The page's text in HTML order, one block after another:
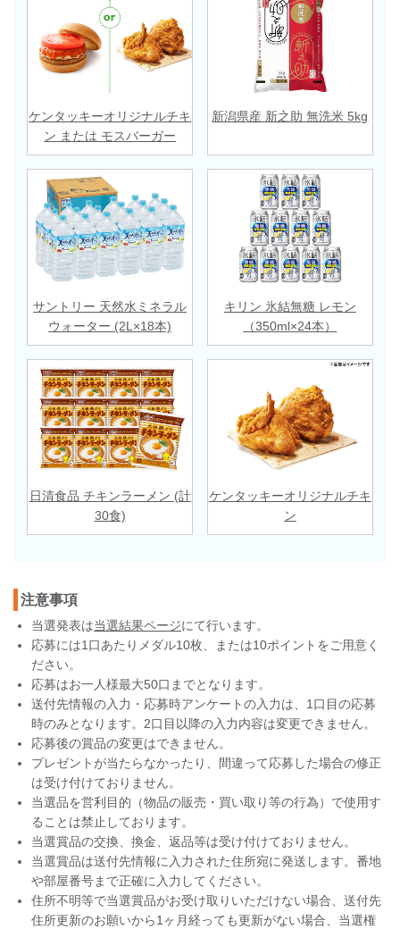
ケンタッキーオリジナルチキ
ン または モスバーガー
新潟県産 新之助 無洗米 5kg
サントリー 天然水ミネラル
ウォーター (2L×18本)
キリン 氷結無糖 レモン
（350ml×24本）
日清食品 チキンラーメン (計
30食)
ケンタッキーオリジナルチキ
ン
注意事項
当選発表は当選結果ページにて行います。
応募には1口あたりメダル10枚、または10ポイントをご用意く
ださい。
応募はお一人様最大50口までとなります。
送付先情報の入力・応募時アンケートの入力は、1口目の応募
時のみとなります。2口目以降の入力内容は変更できません。
応募後の賞品の変更はできません。
プレゼントが当たらなかったり、間違って応募した場合の修正
は受け付けておりません。
当選品を営利目的（物品の販売・買い取り等の行為）で使用す
ることは禁止しております。
当選賞品の交換、換金、返品等は受け付けておりません。
当選賞品は送付先情報に入力された住所宛に発送します。番地
や部屋番号まで正確に入力してください。
住所不明等で当選賞品がお受け取りいただけない場合、送付先
住所更新のお願いから1ヶ月経っても更新がない場合、当選権